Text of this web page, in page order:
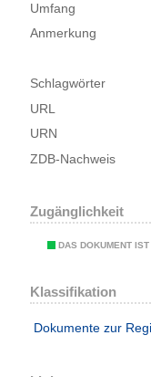
Umfang
Anmerkung
Schlagwörter
URL
URN
ZDB-Nachweis
Zugänglichkeit
DAS DOKUMENT
Klassifikation
Dokumente zur